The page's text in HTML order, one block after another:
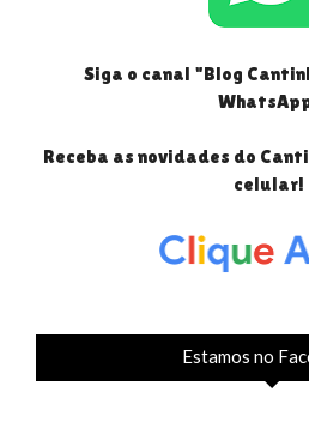
Siga o canal "Blog
Receba as novidades do
celular!
Estamos no